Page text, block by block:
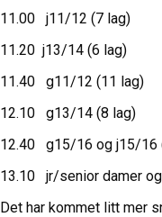
11.00 j11/12 (7 lag)
11.20 j13/14 (6 lag)
11.40 g11/12 (11 lag)
12.10 g13/14 (8 lag)
12.40 g15/16 og j15/16
13.10 jr/senior damer
Det har kommet litt mer